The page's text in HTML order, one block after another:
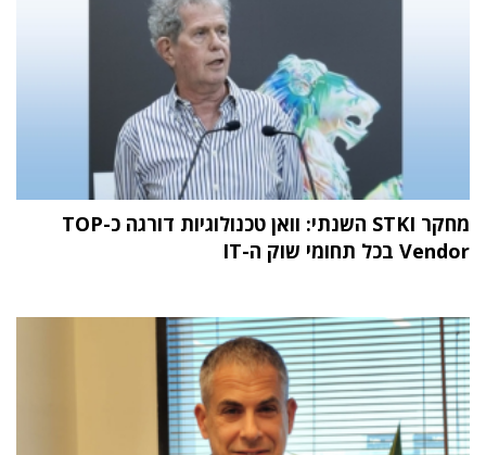
מחקר STKI השנתי: וואן טכנולוגיות דורגה כ-TOP
Vendor בכל תחומי שוק ה-IT